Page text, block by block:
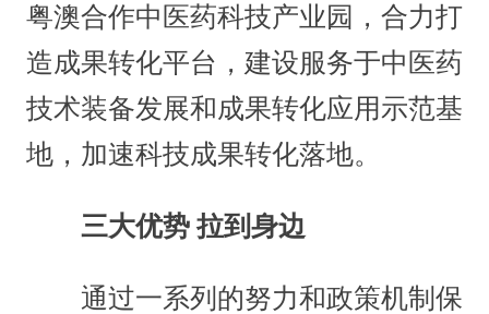
粤澳合作中医药科技产业园，合力打
造成果转化平台，建设服务于中医药
技术装备发展和成果转化应用示范基
地，加速科技成果转化落地。
三大优势 拉到身边
通过一系列的努力和政策机制保